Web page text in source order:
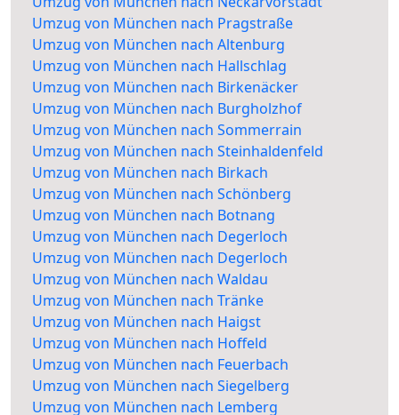
Umzug von München nach Pragstraße
Umzug von München nach Altenburg
Umzug von München nach Hallschlag
Umzug von München nach Birkenäcker
Umzug von München nach Burgholzhof
Umzug von München nach Sommerrain
Umzug von München nach Steinhaldenfeld
Umzug von München nach Birkach
Umzug von München nach Schönberg
Umzug von München nach Botnang
Umzug von München nach Degerloch
Umzug von München nach Degerloch
Umzug von München nach Waldau
Umzug von München nach Tränke
Umzug von München nach Haigst
Umzug von München nach Hoffeld
Umzug von München nach Feuerbach
Umzug von München nach Siegelberg
Umzug von München nach Lemberg